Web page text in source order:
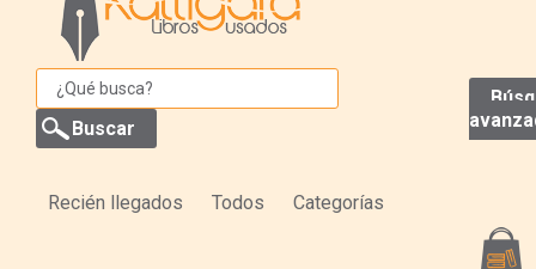
Recién llegados Todos Categorías